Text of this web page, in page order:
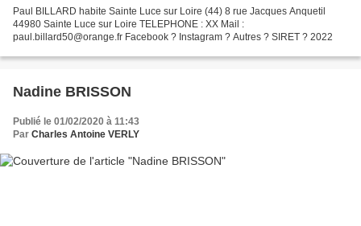
Paul BILLARD habite Sainte Luce sur Loire (44) 8 rue Jacques Anquetil
44980 Sainte Luce sur Loire TELEPHONE : XX Mail :
paul.billard50@orange.fr Facebook ? Instagram ? Autres ? SIRET ? 2022
Nadine BRISSON
Publié le 01/02/2020 à 11:43
Par Charles Antoine VERLY